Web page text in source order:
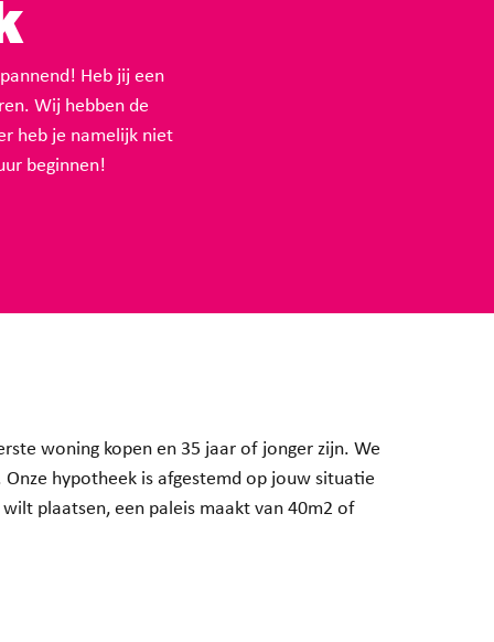
Heb jij een
Wij hebben de
heb je namelijk niet
beginnen!
woning kopen en 35 jaar of jonger zijn. We
hypotheek is afgestemd op jouw situatie
plaatsen, een paleis maakt van 40m2 of